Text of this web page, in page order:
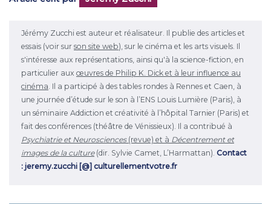
Jérémy Zucchi est auteur et réalisateur. Il publie des articles et
essais (voir sur son site web), sur le cinéma et les arts visuels. Il
s'intéresse aux représentations, ainsi qu'à la science-fiction, en
particulier aux œuvres de Philip K. Dick et à leur influence au
cinéma. Il a participé à des tables rondes à Rennes et Caen, à
une journée d’étude sur le son à l’ENS Louis Lumière (Paris), à
un séminaire Addiction et créativité à l’hôpital Tarnier (Paris) et
fait des conférences (théâtre de Vénissieux). Il a contribué à
Psychiatrie et Neurosciences(revue) et à Décentrement et
images de la culture(dir. Sylvie Camet, L’Harmattan). Contact
: jeremy.zucchi [@] culturellementvotre.fr